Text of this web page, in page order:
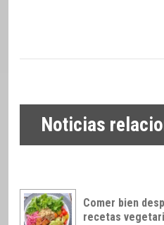
Noticias
Comer bien
recetas